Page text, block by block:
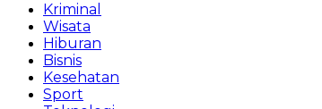
Kriminal
Wisata
Hiburan
Bisnis
Kesehatan
Sport